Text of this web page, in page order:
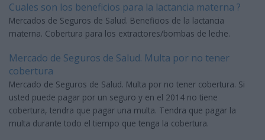
Cuales son los beneficios para la lactancia materna ?
Mercados de Seguros de Salud. Beneficios de la lactancia
materna. Cobertura para los extractores/bombas de leche.
Mercado de Seguros de Salud. Multa por no tener
cobertura
Mercado de Seguros de Salud. Multa por no tener cobertura. Si
usted puede pagar por un seguro y en el 2014 no tiene
cobertura, tendra que pagar una multa. Tendra que pagar la
multa durante todo el tiempo que tenga la cobertura.